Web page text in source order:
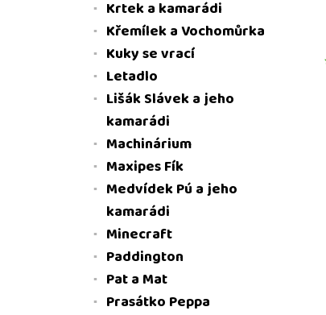
Krtek a kamarádi
Křemílek a Vochomůrka
Kuky se vrací
Letadlo
Lišák Slávek a jeho
kamarádi
Machinárium
Maxipes Fík
Medvídek Pú a jeho
kamarádi
Minecraft
Paddington
Pat a Mat
Prasátko Peppa